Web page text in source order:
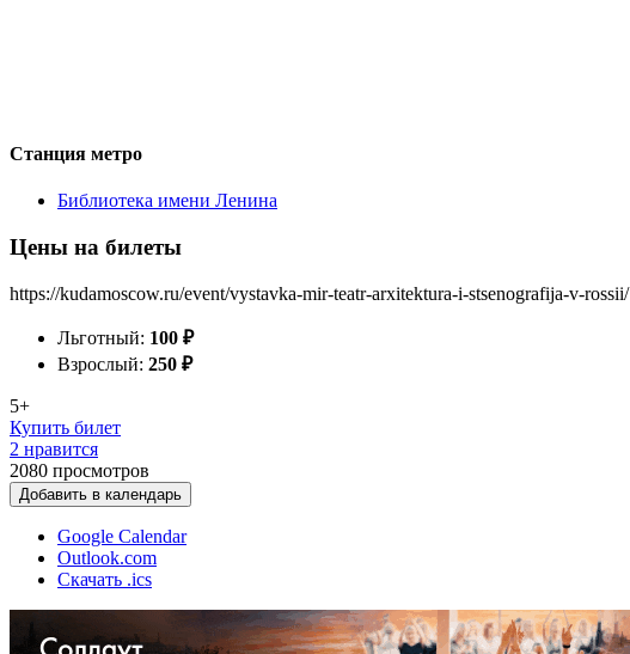
Станция метро
Библиотека имени Ленина
Цены на билеты
https://kudamoscow.ru/event/vystavka-mir-teatr-arxitektura-i-stsenografija-v-rossii/
Льготный: 100 ₽
Взрослый: 250 ₽
5+
Купить билет
2 нравится
2080 просмотров
Добавить в календарь
Google Calendar
Outlook.com
Скачать .ics